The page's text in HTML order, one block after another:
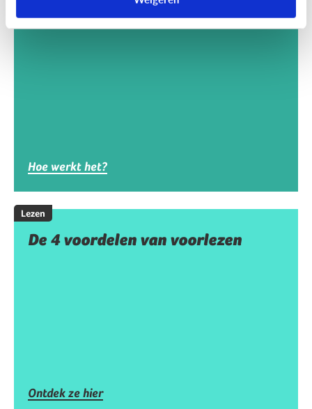
Wat is digitaal voorlezen?
Hoe werkt het?
Lezen
De 4 voordelen van voorlezen
Ontdek ze hier